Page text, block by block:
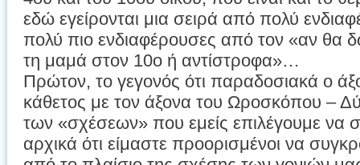
εδώ εγείρονται μια σειρά από πολύ
πολύ πιο ενδιαφέρουσες από τον «αν θα
τη μαμά στον 10ο ή αντίστροφα»…
Πρώτον, το γεγονός ότι παραδοσιακά ο
κάθετος με τον άξονα του Ωροσκόπου –
των «σχέσεων» που εμείς επιλέγουμε να
αρχικά ότι είμαστε προορισμένοι να